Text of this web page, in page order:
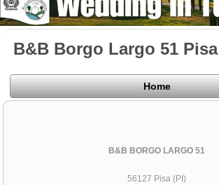
B&B Borgo Largo 51 Pisa
Home
B&B BORGO LARGO 51
56127 Pisa (PI)